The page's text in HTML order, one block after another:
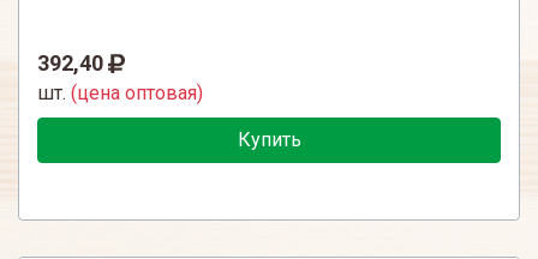
392,40
шт. (цена оптовая)
Купить